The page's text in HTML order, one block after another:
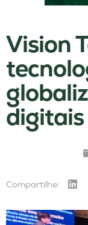
Vision
digitais
Compartilhe: